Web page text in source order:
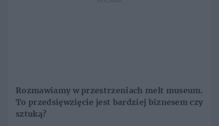
Rozmawiamy w przestrzeniach melt museum.
To przedsięwzięcie jest bardziej biznesem czy
sztuką?